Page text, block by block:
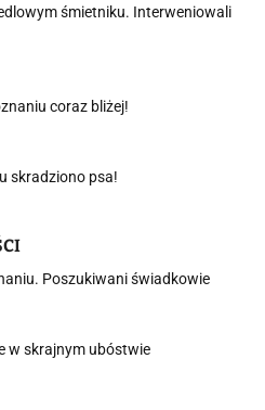
śmietniku. Interweniowali
coraz bliżej!
skradziono psa!
Poszukiwani świadkowie
w skrajnym ubóstwie